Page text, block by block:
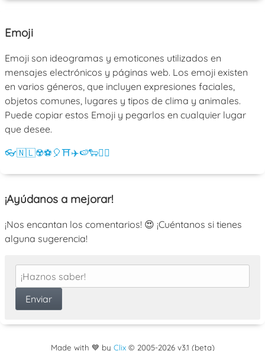
Emoji
Emoji son ideogramas y emoticones utilizados en
mensajes electrónicos y páginas web. Los emoji existen
en varios géneros, que incluyen expresiones faciales,
objetos comunes, lugares y tipos de clima y animales.
Puede copiar estos Emoji y pegarlos en cualquier lugar
que desee.
👓🇳🇱☢️⚽ 🎈⛩️✈️🍉🐑💁‍♀️
¡Ayúdanos a mejorar!
¡Nos encantan los comentarios! 😍 ¡Cuéntanos si tienes
alguna sugerencia!
Made with 💙 by Clix© 2005-2026 v3.1 (beta)